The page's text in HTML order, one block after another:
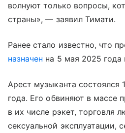
волнуют только вопросы,
страны», — заявил Тимати.
Ранее стало известно, что
назначен на 5 мая 2025
Арест музыканта состоялся
года. Его обвиняют в массе
в их числе рэкет, торговля
сексуальной эксплуатации,